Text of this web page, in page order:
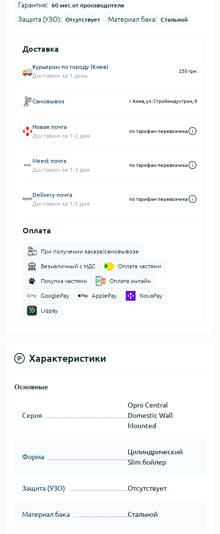
Гарантия: 60 мес.от производителя
Защита (УЗО): Отсутствует Материал бака: Стальной
Доставка
Курьером по городу (Киев)
Доставим за 1 день
250 грн.
Самовывоз г. Киев, ул. Стройиндустрии, 6
Новая почта
Доставим за 1-2 дня
по тарифам перевозчика
Meest почта
Доставим за 1-3 дня
по тарифам перевозчика
Delivery почта
Доставим за 1-3 дня
по тарифам перевозчика
Оплата
При получении заказа/самовывозе
Безналичный с НДС Оплата частями
Покупка частями Оплата онлайн
GooglePay ApplePay NovaPay
Liqpay
Характеристики
Основные
Серия
Opro Central
Domestic Wall
Mounted
Форма
Цилиндрический
Slim бойлер
Защита (УЗО) Отсутствует
Материал бака Стальной